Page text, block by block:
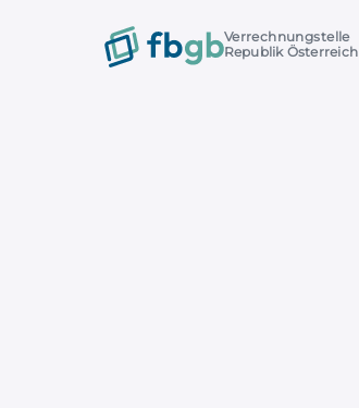
Verrechnungstelle
Republik Österreich